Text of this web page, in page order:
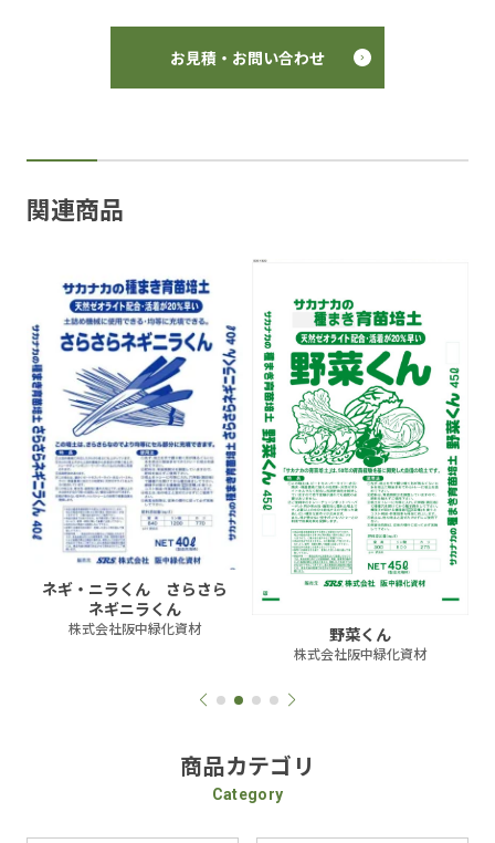
お見積・お問い合わせ
関連商品
ネギ・ニラくん さらさら
ネギニラくん
株式会社阪中緑化資材 野菜くん
株式会社阪中緑化資材
商品カテゴリ
Category